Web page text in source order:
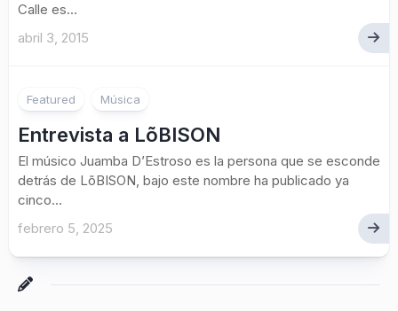
Calle es...
abril 3, 2015
Featured Música
Entrevista a LõBISON
El músico Juamba D’Estroso es la persona que se esconde
detrás de LõBISON, bajo este nombre ha publicado ya
cinco...
febrero 5, 2025